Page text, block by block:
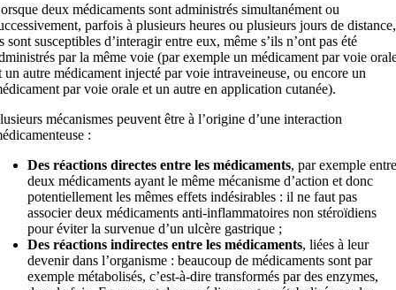
deux médicaments sont administrés simultanément ou
parfois à plusieurs heures ou plusieurs jours de distance,
sont susceptibles d’interagir entre eux, même s’ils n’ont pas été
par la même voie (par exemple un médicament par voie
un autre médicament injecté par voie intraveineuse, ou encore un
par voie orale et un autre en application cutanée).
mécanismes peuvent être à l’origine d’une interaction
:
Des réactions directes entre les médicaments, par exemple entre
deux médicaments ayant le même mécanisme d’action et donc
potentiellement les mêmes effets indésirables : il ne faut pas
associer deux médicaments anti-inflammatoires non stéroïdiens
pour éviter la survenue d’un ulcère gastrique ;
Des réactions indirectes entre les médicaments, liées à leur
devenir dans l’organisme : beaucoup de médicaments sont par
exemple métabolisés, c’est-à-dire transformés par des enzymes,